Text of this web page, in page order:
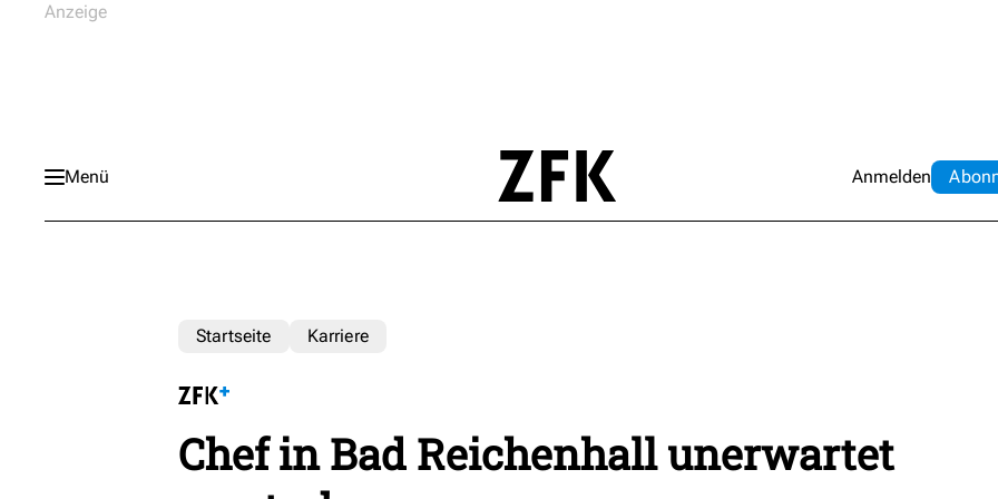
Menü Anmelden Abo
Startseite Karriere
Chef in Bad Reichenhall unerwartet